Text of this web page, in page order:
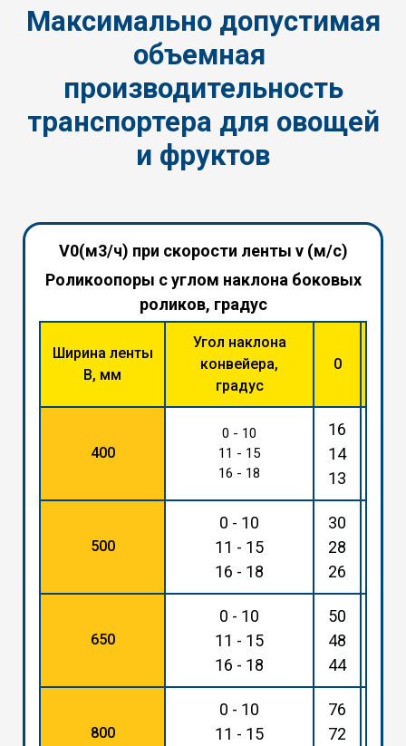
Максимально допустимая
объемная
производительность
транспортера для овощей
и фруктов
V0(м3/ч) при скорости ленты v (м/с)
Роликоопоры с углом наклона боковых
роликов, градус
Ширина ленты
В, мм
Угол наклона
конвейера,
градус
0
400
0 - 10
11 - 15
16 - 18
16
14
13
500
0 - 10
11 - 15
16 - 18
30
28
26
650
0 - 10
11 - 15
16 - 18
50
48
44
800
0 - 10
11 - 15
76
72